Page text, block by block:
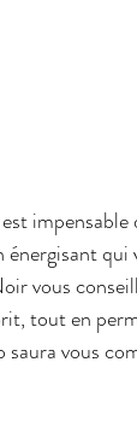
impensable
qui
vous
tout en
vous